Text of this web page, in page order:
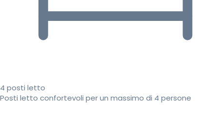
4 posti letto
Posti letto confortevoli per un massimo di 4 persone